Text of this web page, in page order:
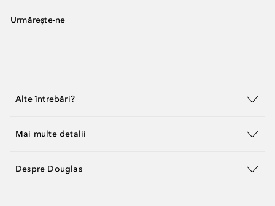
Urmărește-ne
Alte întrebări?
Mai multe detalii
Despre Douglas